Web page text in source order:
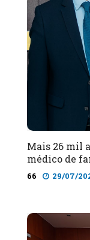
Mais 26 mil
médico de
66 29/07/